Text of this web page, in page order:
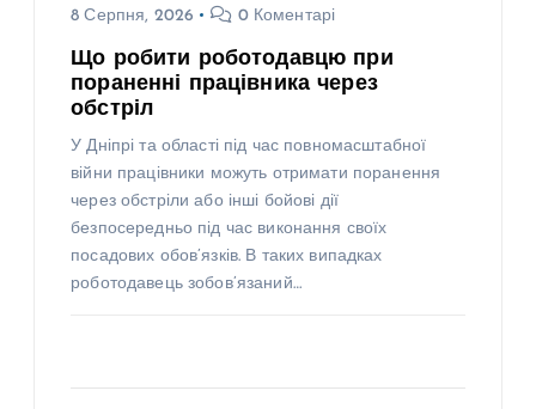
8 Серпня, 2026 0 Коментарі
Що робити роботодавцю при
пораненні працівника через
обстріл
У Дніпрі та області під час повномасштабної
війни працівники можуть отримати поранення
через обстріли або інші бойові дії
безпосередньо під час виконання своїх
посадових обов’язків. В таких випадках
роботодавець зобов’язаний…